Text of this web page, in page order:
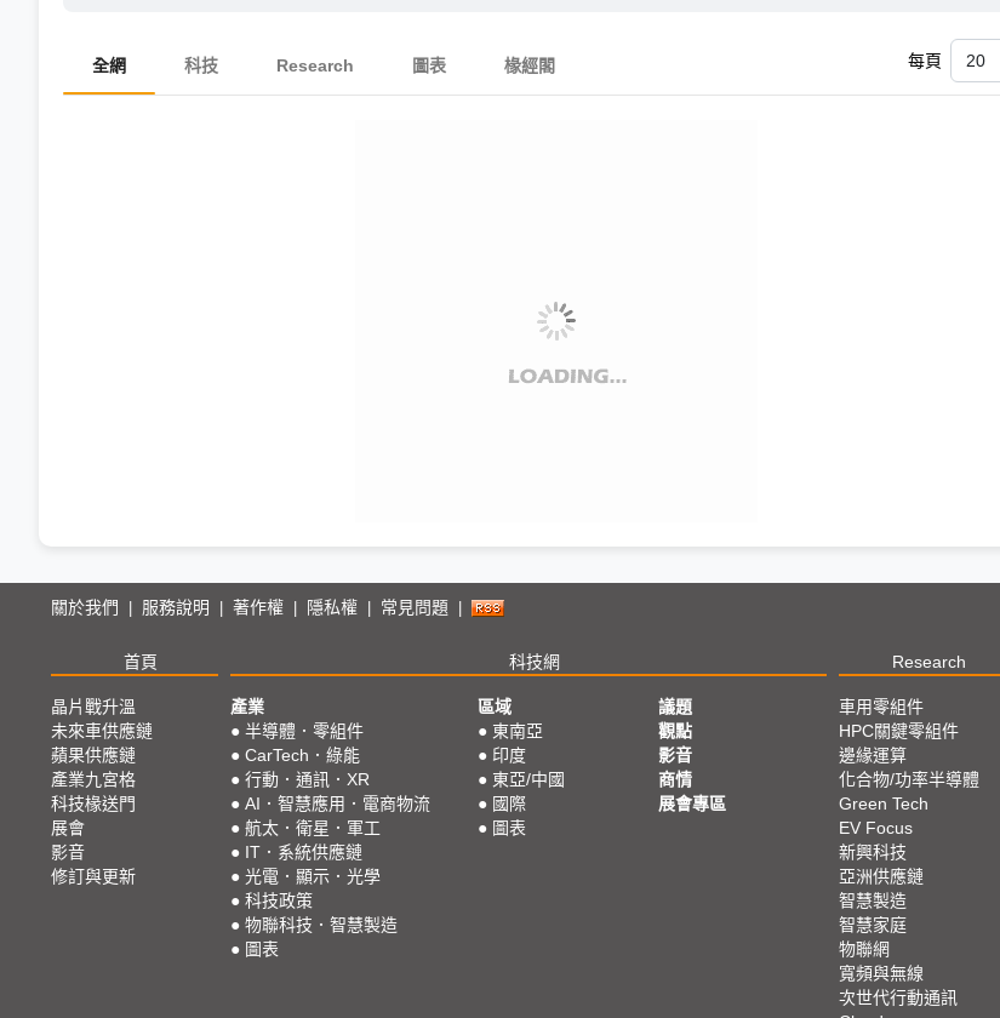
全網 科技 Research 圖表 椽經閣 每頁
關於我們 服務說明 著作權 隱私權 常見問題
首頁 科技網 Research
晶片戰升溫
未來車供應鏈
蘋果供應鏈
產業九宮格
科技椽送門
展會
影音
修訂與更新
產業
● 半導體．零組件
● CarTech．綠能
● 行動．通訊．XR
● AI．智慧應用．電商物流
● 航太．衛星．軍工
● IT．系統供應鏈
● 光電．顯示．光學
● 科技政策
● 物聯科技．智慧製造
● 圖表
區域
● 東南亞
● 印度
● 東亞/中國
● 國際
● 圖表
議題
觀點
影音
商情
展會專區
車用零組件
HPC關鍵零組件
邊緣運算
化合物/功率半導體
Green Tech
EV Focus
新興科技
亞洲供應鏈
智慧製造
智慧家庭
物聯網
寬頻與無線
次世代行動通訊